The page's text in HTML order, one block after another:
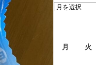
ア
月
火